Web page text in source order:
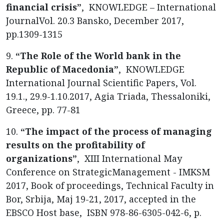
financial crisis”, KNOWLEDGE – International
JournalVol. 20.3 Bansko, December 2017,
pp.1309-1315
9. “The Role of the World bank in the
Republic of Macedonia”, KNOWLEDGE
International Journal Scientific Papers, Vol.
19.1., 29.9-1.10.2017, Agia Triada, Thessaloniki,
Greece, pp. 77-81
10. “The impact of the process of managing
results on the profitability of
organizations”, XIII International May
Conference on StrategicManagement - IMKSM
2017, Book of proceedings, Technical Faculty in
Bor, Srbija, Maj 19-21, 2017, accepted in the
EBSCO Host base, ISBN 978-86-6305-042-6, p.